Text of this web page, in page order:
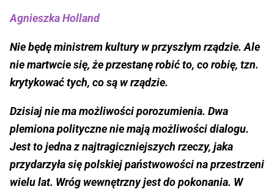
Agnieszka Holland
Nie będę ministrem kultury w przyszłym rządzie. Ale
nie martwcie się, że przestanę robić to, co robię, tzn.
krytykować tych, co są w rządzie.
Dzisiaj nie ma możliwości porozumienia. Dwa
plemiona polityczne nie mają możliwości dialogu.
Jest to jedna z najtragiczniejszych rzeczy, jaka
przydarzyła się polskiej państwowości na przestrzeni
wielu lat. Wróg wewnętrzny jest do pokonania. W